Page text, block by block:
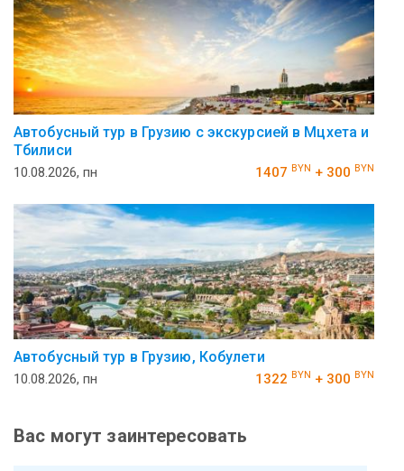
Автобусный тур в Грузию с экскурсией в Мцхета и
Тбилиси
10.08.2026, пн 1407 BYN + 300 BYN
Автобусный тур в Грузию, Кобулети
10.08.2026, пн 1322 BYN + 300 BYN
Вас могут заинтересовать